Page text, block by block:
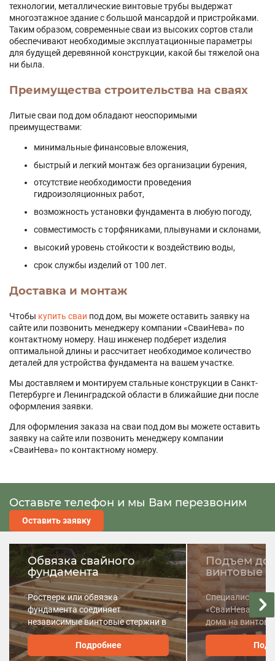
технологии, металлические винтовые трубы выдержат
многоэтажное здание с большой мансардой и пристройками.
Таким образом, современные сваи из высоких сортов стали
обеспечивают необходимые эксплуатационные параметры
для будущей деревянной конструкции, какой бы тяжелой она
ни была.
Преимущества строительства на сваях
Литые сваи под дом обладают неоспоримыми
преимуществами:
минимальные финансовые вложения,
быстрый и легкий монтаж без организации бурения,
отсутствие необходимости проведения
гидроизоляционных работ,
возможность установки фундамента в любую погоду,
совместимость с торфяниками, плывунами и склонами,
высокий уровень стойкости к воздействию воды,
срок службы изделий от 100 лет.
Доставка и монтаж
Чтобы купить сваи под дом, вы можете оставить заявку на
сайте или позвонить менеджеру компании «СваиНева» по
контактному номеру. Наш инженер подберет изделия
оптимальной длины и рассчитает необходимое количество
деталей для устройства фундамента на вашем участке.
Мы доставляем и монтируем стальные конструкции в Санкт-
Петербурге и Ленинградской области в ближайшие дни после
оформления заявки.
Для оформления заказа на сваи под дом вы можете оставить
заявку на сайте или позвонить менеджеру компании
«СваиНева» по контактному номеру.
Оставьте телефон и мы Вам перезвоним
Оставить заявку
Обвязка свайного
фундамента
Ростверк или обвязка
фундамента соединяет
независимые винтовые стержни в
монолитную конструкцию.
Подробнее
Подъем
винтовые
Специалисты
«СваиНева»
дома на
реконструкции
установки